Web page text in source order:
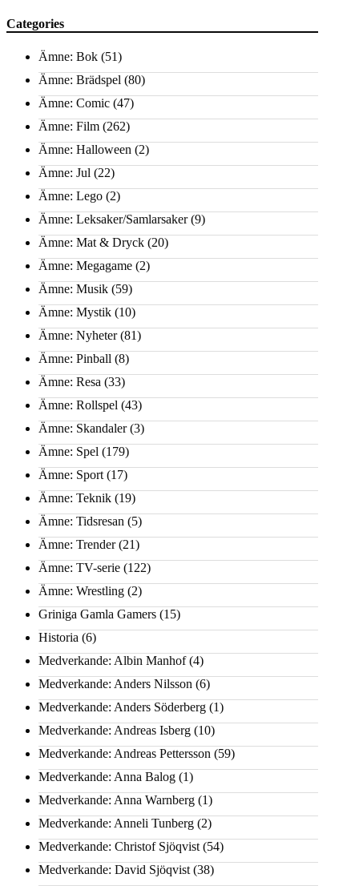
Categories
Ämne: Bok (51)
Ämne: Brädspel (80)
Ämne: Comic (47)
Ämne: Film (262)
Ämne: Halloween (2)
Ämne: Jul (22)
Ämne: Lego (2)
Ämne: Leksaker/Samlarsaker(9)
Ämne: Mat & Dryck (20)
Ämne: Megagame (2)
Ämne: Musik (59)
Ämne: Mystik (10)
Ämne: Nyheter(81)
Ämne: Pinball (8)
Ämne: Resa (33)
Ämne: Rollspel (43)
Ämne: Skandaler(3)
Ämne: Spel (179)
Ämne: Sport (17)
Ämne: Teknik (19)
Ämne: Tidsresan (5)
Ämne: Trender(21)
Ämne: TV-serie (122)
Ämne: Wrestling (2)
Griniga Gamla Gamers (15)
Historia (6)
Medverkande: Albin Manhof(4)
Medverkande: Anders Nilsson (6)
Medverkande: Anders Söderberg (1)
Medverkande: Andreas Isberg (10)
Medverkande: Andreas Pettersson (59)
Medverkande: Anna Balog (1)
Medverkande: Anna Warnberg (1)
Medverkande: Anneli Tunberg (2)
Medverkande: Christof Sjöqvist (54)
Medverkande: David Sjöqvist (38)